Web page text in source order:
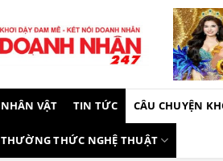
NHÂN VẬT TIN TỨC CÂU CHUYỆN
THƯỜNG THỨC NGHỆ THUẬT